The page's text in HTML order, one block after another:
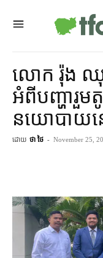
លោក រ៉ុង ឈុ
អំពី​បញ្ហា​រួម​
នយោបាយ​ន
ដោយ ថា ថៃ - November 25,